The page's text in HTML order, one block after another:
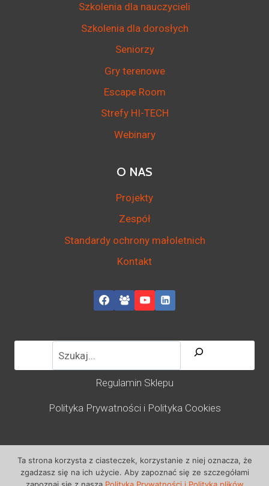
Szkolenia dla nauczycieli
Szkolenia dla dorosłych
Seniorzy
Gry terenowe
Escape Room
Strefy HI-TECH
Webinary
O NAS
Projekty
Zespół
Standardy ochrony małoletnich
Kontakt
Regulamin Sklepu
Polityka Prywatności i Polityka Cookies
Ta strona korzysta z ciasteczek, korzystanie z niej oznacza, że
zgadzasz się na ich użycie. Aby zapoznać się ze szczegółami